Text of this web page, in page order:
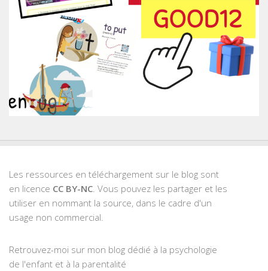
Les ressources en téléchargement sur le blog sont
en licence CC BY-NC. Vous pouvez les partager et les
utiliser en nommant la source, dans le cadre d'un
usage non commercial.
Retrouvez-moi sur mon blog dédié à la psychologie
de l'enfant et à la parentalité